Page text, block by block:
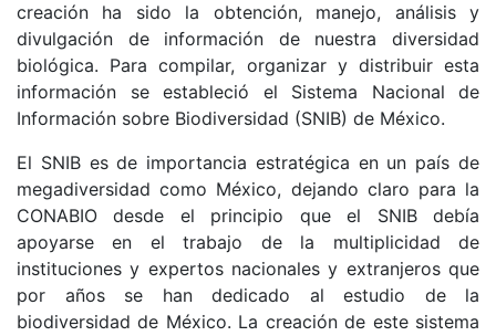
creación ha sido la obtención, manejo, análisis y
divulgación de información de nuestra diversidad
biológica. Para compilar, organizar y distribuir esta
información se estableció el Sistema Nacional de
Información sobre Biodiversidad (SNIB) de México.
El SNIB es de importancia estratégica en un país de
megadiversidad como México, dejando claro para la
CONABIO desde el principio que el SNIB debía
apoyarse en el trabajo de la multiplicidad de
instituciones y expertos nacionales y extranjeros que
por años se han dedicado al estudio de la
biodiversidad de México. La creación de este sistema